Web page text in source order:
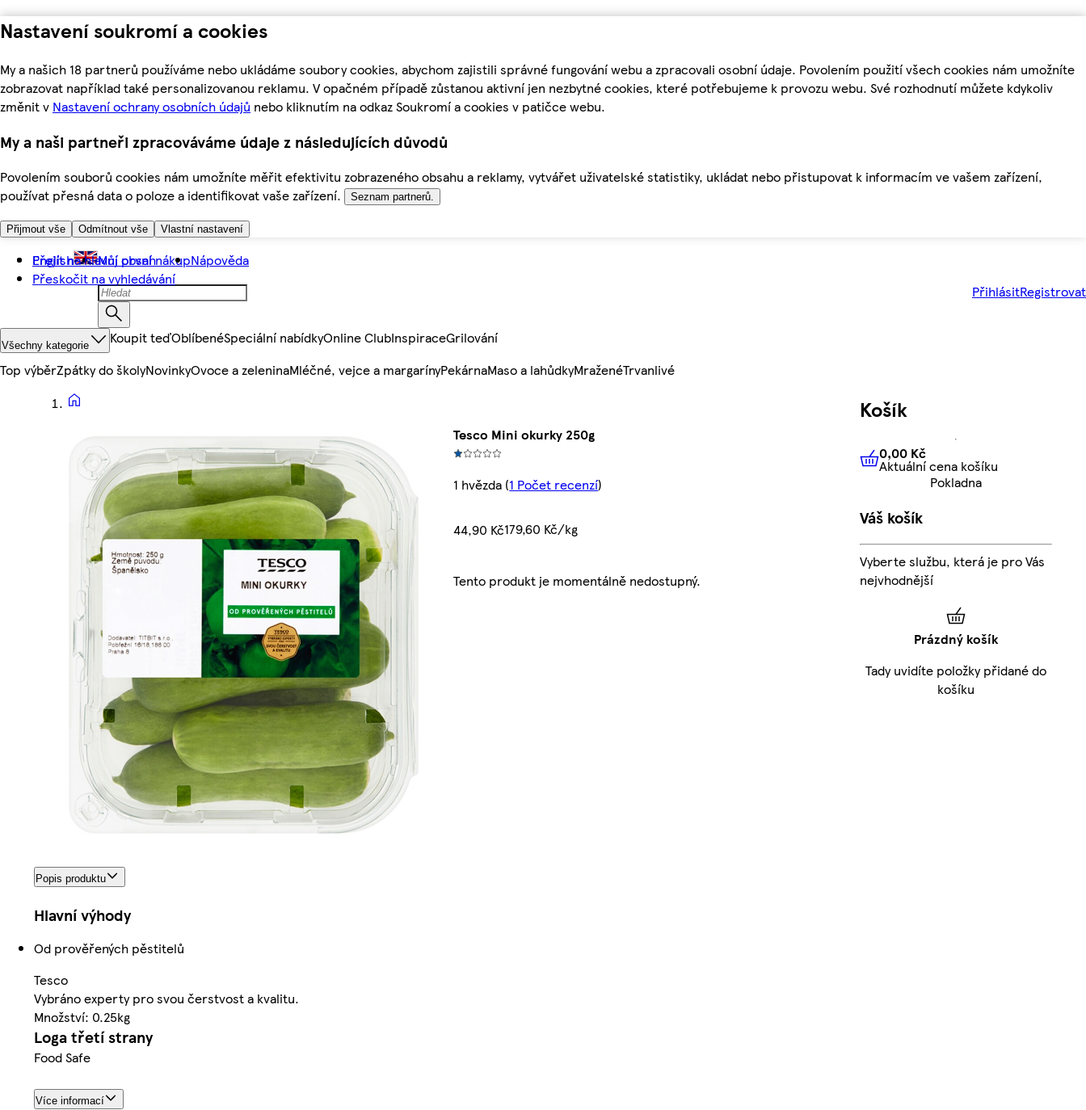
Nastavení soukromí a cookies
My a našich 18 partnerů používáme nebo ukládáme soubory cookies, abychom zajistili správné fungování webu a zpracovali osobní údaje. Povolením použití všech cookies nám umožníte
zobrazovat například také personalizovanou reklamu. V opačném případě zůstanou aktivní jen nezbytné cookies, které potřebujeme k provozu webu. Své rozhodnutí můžete kdykoliv
změnit v Nastavení ochrany osobních údajů nebo kliknutím na odkaz Soukromí a cookies v patičce webu.
My a naši partneři zpracováváme údaje z následujících důvodů
Povolením souborů cookies nám umožníte měřit efektivitu zobrazeného obsahu a reklamy, vytvářet uživatelské statistiky, ukládat nebo přistupovat k informacím ve vašem zařízení,
používat přesná data o poloze a identifikovat vaše zařízení.
Seznam partnerů.
Přijmout vše Odmítnout vše Vlastní nastavení
Přejít na hlavní obsah
Přeskočit na vyhledávání
English Můj první nákupNápověda
PřihlásitRegistrovat
Všechny kategorie Koupit teďOblíbenéSpeciální nabídkyOnline ClubInspiraceGrilování
Top výběrZpátky do školyNovinkyOvoce a zeleninaMléčné, vejce a margarínyPekárnaMaso a lahůdkyMraženéTrvanlivé
Tesco Mini okurky 250g
1 hvězda (1 Počet recenzí)
44,90 Kč179,60 Kč/kg
Tento produkt je momentálně nedostupný.
Popis produktu
Hlavní výhody
Od prověřených pěstitelů
Tesco
Vybráno experty pro svou čerstvost a kvalitu.
Množství: 0.25kg
Loga třetí strany
Food Safe
Více informací
Košík
0,00 KčAktuální cena košíku
0,00 Kč
Aktuální cena košíku
Pokladna
Váš košík
Vyberte službu, která je pro Vás
nejvhodnější
Prázdný košík
Tady uvidíte položky přidané do
košíku